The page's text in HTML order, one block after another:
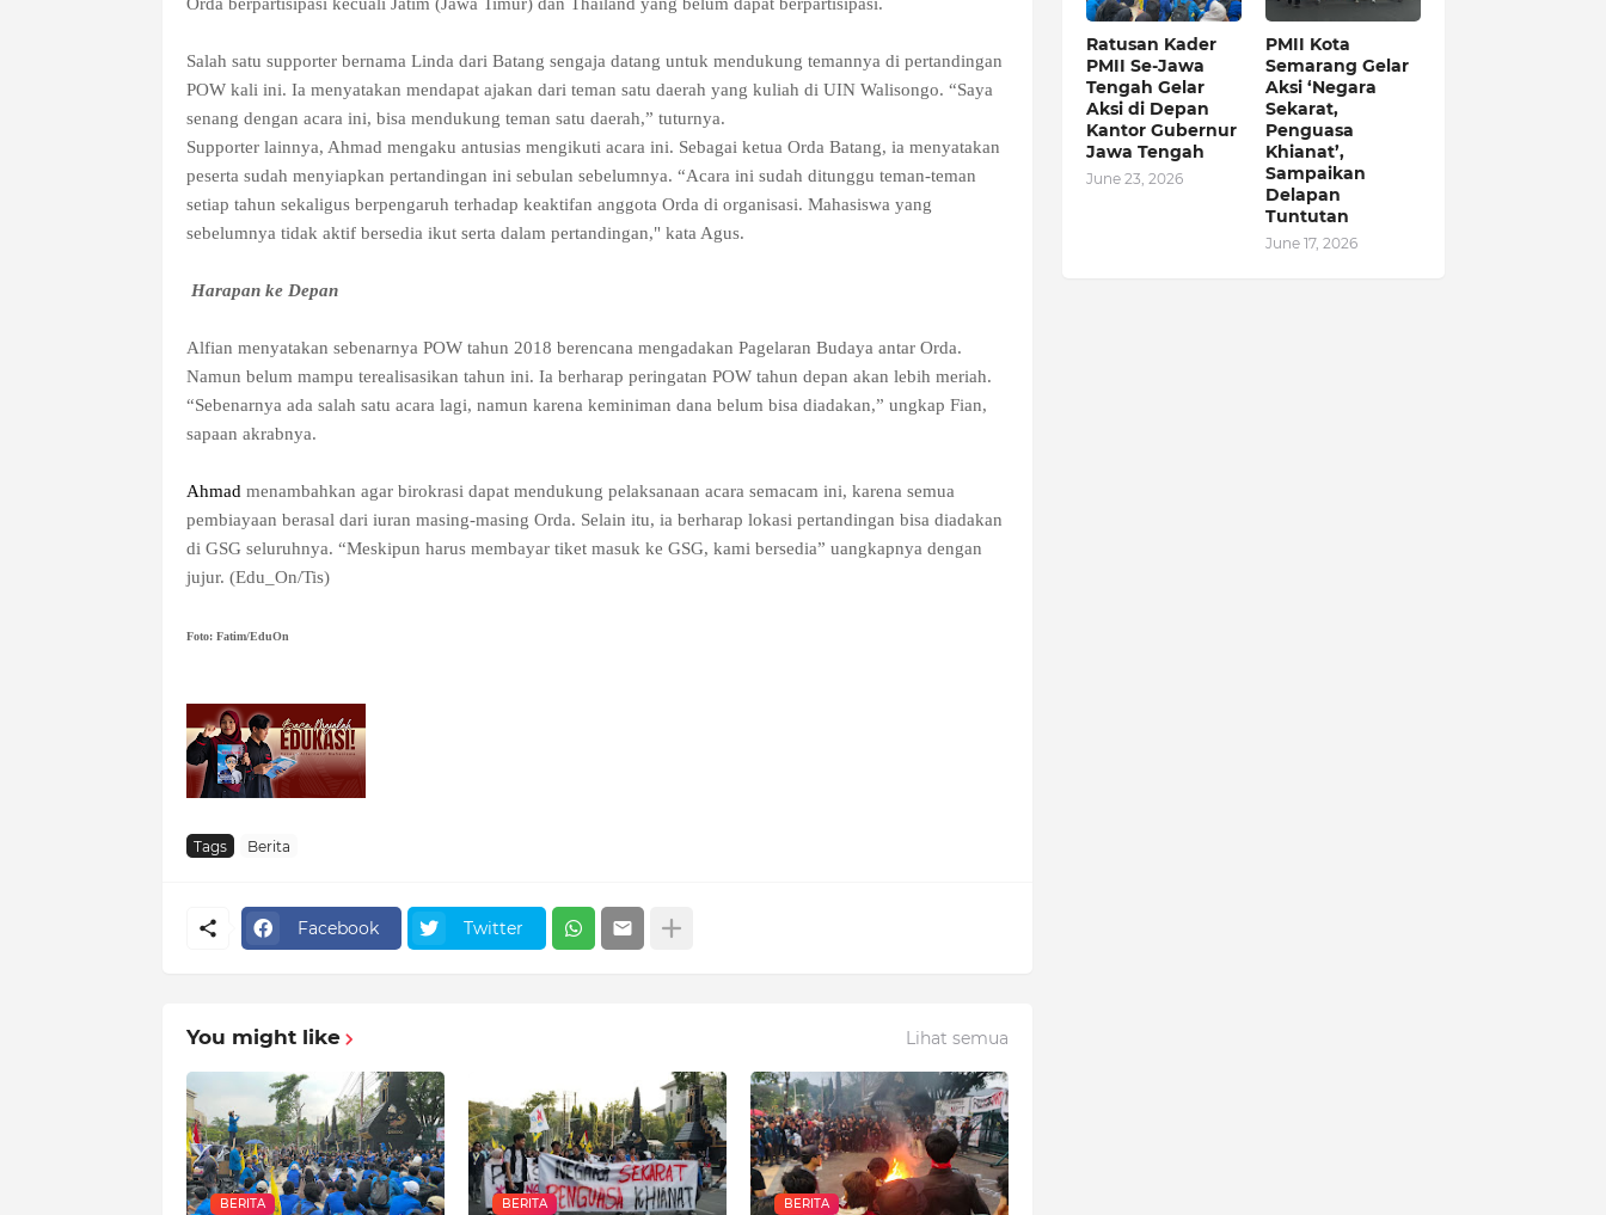
Orda berpartisipasi kecuali Jatim (Jawa Timur) dan Thailand yang belum dapat berpartisipasi.
Salah satu supporter bernama Linda dari Batang sengaja datang untuk mendukung temannya di pertandingan
POW kali ini. Ia menyatakan mendapat ajakan dari teman satu daerah yang kuliah di UIN Walisongo. “Saya
senang dengan acara ini, bisa mendukung teman satu daerah,” tuturnya.
Supporter lainnya, Ahmad mengaku antusias mengikuti acara ini. Sebagai ketua Orda Batang, ia menyatakan
peserta sudah menyiapkan pertandingan ini sebulan sebelumnya. “Acara ini sudah ditunggu teman-teman
setiap tahun sekaligus berpengaruh terhadap keaktifan anggota Orda di organisasi. Mahasiswa yang
sebelumnya tidak aktif bersedia ikut serta dalam pertandingan," kata Agus.
Harapan ke Depan
Alfian menyatakan sebenarnya POW tahun 2018 berencana mengadakan Pagelaran Budaya antar Orda.
Namun belum mampu terealisasikan tahun ini. Ia berharap peringatan POW tahun depan akan lebih meriah.
“Sebenarnya ada salah satu acara lagi, namun karena keminiman dana belum bisa diadakan,” ungkap Fian,
sapaan akrabnya.
Ahmad menambahkan agar birokrasi dapat mendukung pelaksanaan acara semacam ini, karena semua
pembiayaan berasal dari iuran masing-masing Orda. Selain itu, ia berharap lokasi pertandingan bisa diadakan
di GSG seluruhnya. “Meskipun harus membayar tiket masuk ke GSG, kami bersedia” uangkapnya dengan
jujur. (Edu_On/Tis)
Foto: Fatim/EduOn
Tags Berita
Facebook Twitter
You might like Lihat semua
BERITA BERITA BERITA
Ratusan Kader
PMII Se-Jawa
Tengah Gelar
Aksi di Depan
Kantor Gubernur
Jawa Tengah
June 23, 2026
PMII Kota
Semarang Gelar
Aksi ‘Negara
Sekarat,
Penguasa
Khianat’,
Sampaikan
Delapan
Tuntutan
June 17, 2026